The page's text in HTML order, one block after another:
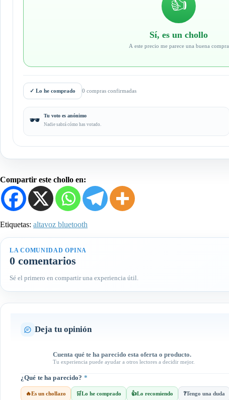
👍
Sí, es un chollo
A este precio me parece una buena compra
✓ Lo he comprado 0 compras confirmadas
🕶️ Tu voto es anónimo
Nadie sabrá cómo has votado.
Compartir este chollo en:
Etiquetas: altavoz bluetooth
LA COMUNIDAD OPINA
0 comentarios
Sé el primero en compartir una experiencia útil.
Deja tu opinión
Cuenta qué te ha parecido esta oferta o producto.
Tu experiencia puede ayudar a otros lectores a decidir mejor.
¿Qué te ha parecido? *
🔥Es un chollazo 🛒Lo he comprado 👍Lo recomiendo ❓Tengo una duda